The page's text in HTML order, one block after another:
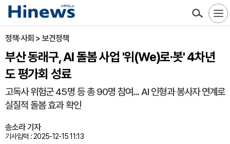
정책·사회 > 보건정책
부산 동래구, AI 돌봄 사업 '위(We)로·봇' 4차년
도 평가회 성료
고독사 위험군 45명 등 총 90명 참여... AI 인형과 봉사자 연계로
실질적 돌봄 효과 확인
송소라 기자
기사입력 : 2025-12-15 11:13